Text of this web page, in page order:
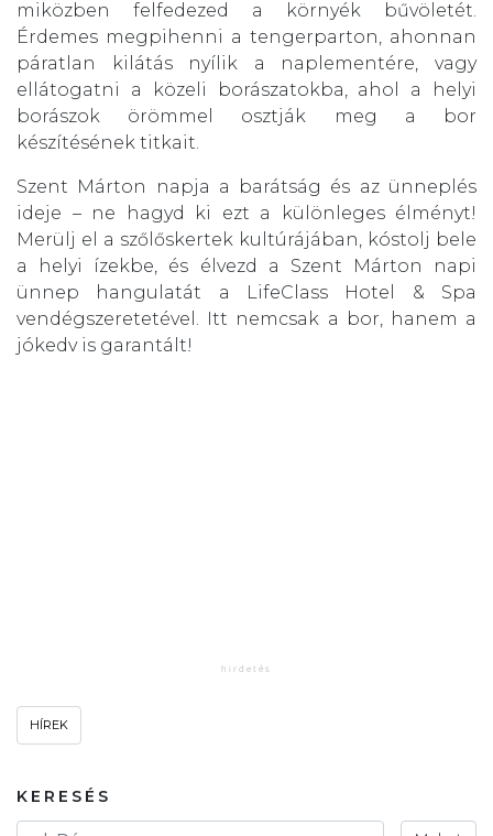
miközben felfedezed a környék bűvöletét.
Érdemes megpihenni a tengerparton, ahonnan
páratlan kilátás nyílik a naplementére, vagy
ellátogatni a közeli borászatokba, ahol a helyi
borászok örömmel osztják meg a bor
készítésének titkait.
Szent Márton napja a barátság és az ünneplés
ideje – ne hagyd ki ezt a különleges élményt!
Merülj el a szőlőskertek kultúrájában, kóstolj bele
a helyi ízekbe, és élvezd a Szent Márton napi
ünnep hangulatát a LifeClass Hotel & Spa
vendégszeretetével. Itt nemcsak a bor, hanem a
jókedv is garantált!
HÍREK
KERESÉS